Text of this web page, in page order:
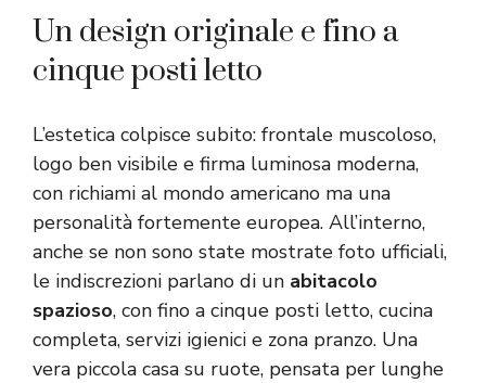
Un design originale e fino a
cinque posti letto
L’estetica colpisce subito: frontale muscoloso,
logo ben visibile e firma luminosa moderna,
con richiami al mondo americano ma una
personalità fortemente europea. All’interno,
anche se non sono state mostrate foto ufficiali,
le indiscrezioni parlano di un abitacolo
spazioso, con fino a cinque posti letto, cucina
completa, servizi igienici e zona pranzo. Una
vera piccola casa su ruote, pensata per lunghe